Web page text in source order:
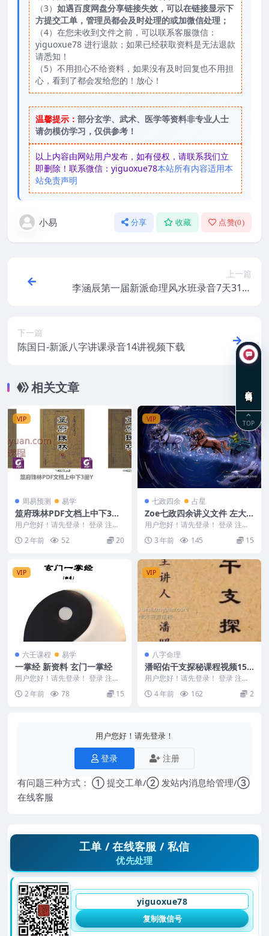
（3） 如遇百度网盘分享链接失效，可以在链接显示下
方提交工单，管理员都会及时处理的或加微信处理；
（4）在您未收到文件之前，可以联系客服微信：
yiguoxue78 进行退款；如果已经获取资料是无法退款
请悉知！
（5）不用担心不给资料，如果没有及时回复也不用担
心，看到了都会发给您的！放心！
温馨提示： 部分玄学、武术、医学等资料非专业人士
请勿模仿学习，仅供参考！
以上内容由网站用户发布，如有侵权，请联系我们立
即删除！联系微信：yiguoxue78本站所有内容适用本
站免责声明
小易 分享 收藏 点赞(0)
上一篇
李涵辰第一届新派命理风水班录音7天31讲
下一篇
陈国日-新派八字讲课录音14讲视频下载
相关文章
VIP
周易预测 易学
筮府珠林PDF文档上中下3册
Y
用户您好！请先登录！ 登录 注册
筮府珠林PDF文档上中下3册Y 250
11172 年前 52 20
VIP
七政四余 占星
Zoe七政四余讲义文件 左大2
021年 文档QZ讲义
用户您好！请先登录！ 登录 注册
Zoe七政四余讲义文件 左大2021
年 文档Q...
3 年前 145 15
VIP
六壬课程 易学
一掌经 新资料 玄门一掌经
用户您好！请先登录！ 登录 注册
2 年前 78 15
VIP
八字命理
潘昭佑干支探秘课程视频15
集
用户您好！请先登录！ 登录 注册
编码：F5618.潘昭佑干支探秘 潘
昭佑干支探...
4 年前 162 2
用户您好！请先登录！
登录 注册
有问题三种方式： ① 提交工单/② 发站内消息给管理/③
在线客服
工单 / 在线客服 / 私信
优先处理
yiguoxue78
复制微信号
TOP